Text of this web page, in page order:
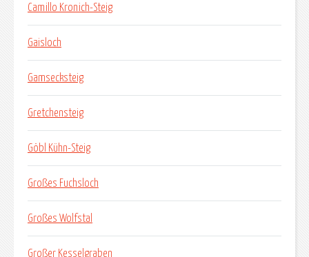
Camillo Kronich-Steig
Gaisloch
Gamsecksteig
Gretchensteig
Göbl Kühn-Steig
Großes Fuchsloch
Großes Wolfstal
Großer Kesselgraben